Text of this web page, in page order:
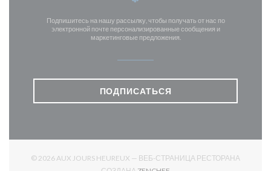
Подпишитесь на нашу рассылку, чтобы получать от нас по
электронной почте персонализированные сообщения и
маркетинговые предложения.
ПОДПИСАТЬСЯ
© 2026 AUX JOURS HEUREUX — ВЕБ-СТРАНИЦА РЕСТОРАНА